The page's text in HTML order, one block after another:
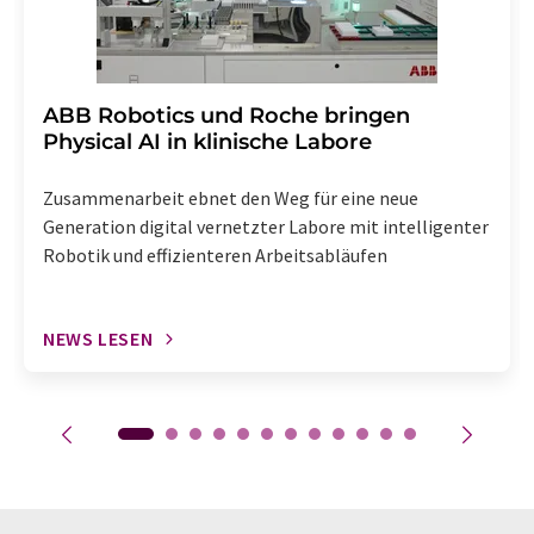
​​​​​​​ABB Robotics und Roche bringen
Physical AI in klinische Labore
Zusammenarbeit ebnet den Weg für eine neue
Generation digital vernetzter Labore mit intelligenter
Robotik und effizienteren Arbeitsabläufen
NEWS LESEN